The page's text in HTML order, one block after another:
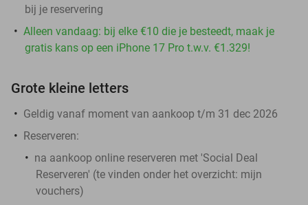
bij je reservering
Alleen vandaag: bij elke €10 die je besteedt, maak je
gratis kans op een iPhone 17 Pro t.w.v. €1.329!
Grote kleine letters
Geldig vanaf moment van aankoop t/m 31 dec 2026
Reserveren:
na aankoop online reserveren met 'Social Deal
Reserveren' (te vinden onder het overzicht: mijn
vouchers)